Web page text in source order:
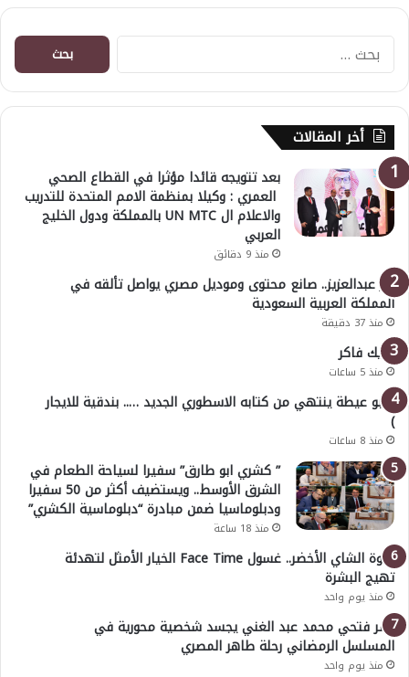
البحث
عن:
أخر المقالات
بعد تتويجه قائدا مؤثرا في القطاع الصحي
العمري : وكيلا بمنظمة الامم المتحدة للتدريب
والاعلام ال UN MTC بالمملكة ودول الخليج
العربي
منذ 9 دقائق
بدر عبدالعزيز.. صانع محتوى وموديل مصري يواصل تألقه في
المملكة العربية السعودية
منذ 37 دقيقة
خليك فاكر
منذ 5 ساعات
( أبو عيطة ينتهي من كتابه الاسطوري الجديد ….. بندقية للايجار
)
منذ 8 ساعات
” كشري ابو طارق” سفيرا لسياحة الطعام في
الشرق الأوسط.. ويستضيف أكثر من 50 سفيرا
ودبلوماسيا ضمن مبادرة “دبلوماسية الكشري”
منذ 18 ساعة
قوة الشاي الأخضر.. غسول Face Time الخيار الأمثل لتهدئة
تهيج البشرة
منذ يوم واحد
عمر فتحي محمد عبد الغني يجسد شخصية محورية في
المسلسل الرمضاني رحلة طاهر المصري
منذ يوم واحد